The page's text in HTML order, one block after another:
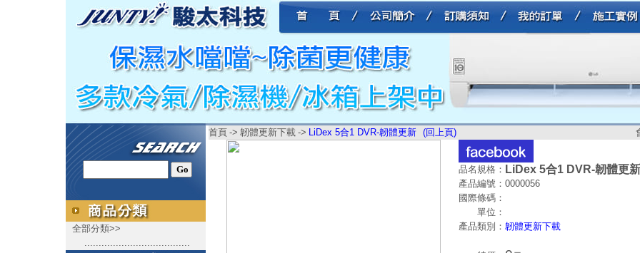
全部分類>>
.....................................
首頁 -> 韌體更新下載 -> LiDex 5合1 DVR-韌體更新 (回上頁)
品名規格： LiDex 5合1 DVR-韌體更新
產品編號： 0000056
國際條碼：
單位：
產品類別： 韌體更新下載